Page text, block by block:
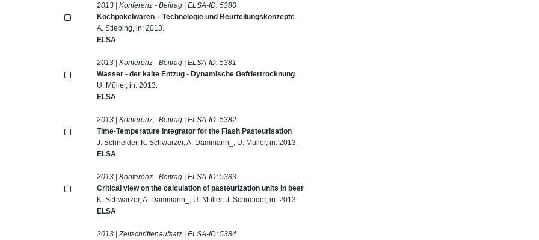
2013 | Konferenz - Beitrag | ELSA-ID:5380
Kochpökelwaren – Technologie und Beurteilungskonzepte
A. Stiebing, in: 2013.
ELSA
2013 | Konferenz - Beitrag | ELSA-ID:5381
Wasser - der kalte Entzug - Dynamische Gefriertrocknung
U. Müller, in: 2013.
ELSA
2013 | Konferenz - Beitrag | ELSA-ID:5382
Time-Temperature Integrator for the Flash Pasteurisation
J. Schneider, K. Schwarzer, A. Dammann_, U. Müller, in: 2013.
ELSA
2013 | Konferenz - Beitrag | ELSA-ID:5383
Critical view on the calculation of pasteurization units in beer
K. Schwarzer, A. Dammann_, U. Müller, J. Schneider, in: 2013.
ELSA
2013 | Zeitschriftenaufsatz | ELSA-ID:5384